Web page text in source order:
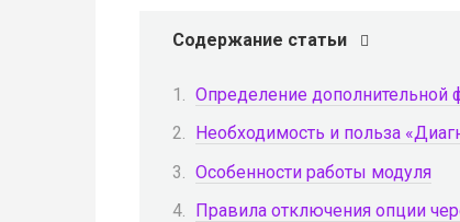
Содержание статьи
Определение дополнительной
Необходимость и польза
Особенности работы модуля
Правила отключения опции